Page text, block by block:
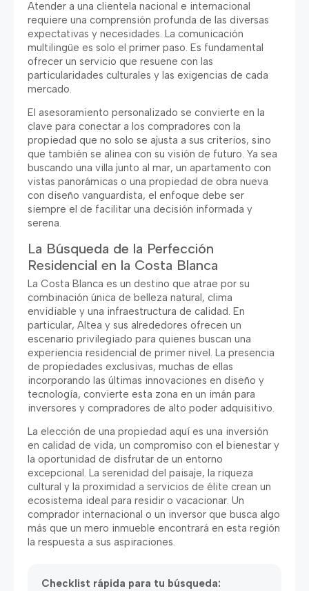
Atender a una clientela nacional e internacional
requiere una comprensión profunda de las diversas
expectativas y necesidades. La comunicación
multilingüe es solo el primer paso. Es fundamental
ofrecer un servicio que resuene con las
particularidades culturales y las exigencias de cada
mercado.
El asesoramiento personalizado se convierte en la
clave para conectar a los compradores con la
propiedad que no solo se ajusta a sus criterios, sino
que también se alinea con su visión de futuro. Ya sea
buscando una villa junto al mar, un apartamento con
vistas panorámicas o una propiedad de obra nueva
con diseño vanguardista, el enfoque debe ser
siempre el de facilitar una decisión informada y
serena.
La Búsqueda de la Perfección
Residencial en la Costa Blanca
La Costa Blanca es un destino que atrae por su
combinación única de belleza natural, clima
envidiable y una infraestructura de calidad. En
particular, Altea y sus alrededores ofrecen un
escenario privilegiado para quienes buscan una
experiencia residencial de primer nivel. La presencia
de propiedades exclusivas, muchas de ellas
incorporando las últimas innovaciones en diseño y
tecnología, convierte esta zona en un imán para
inversores y compradores de alto poder adquisitivo.
La elección de una propiedad aquí es una inversión
en calidad de vida, un compromiso con el bienestar y
la oportunidad de disfrutar de un entorno
excepcional. La serenidad del paisaje, la riqueza
cultural y la proximidad a servicios de élite crean un
ecosistema ideal para residir o vacacionar. Un
comprador internacional o un inversor que busca algo
más que un mero inmueble encontrará en esta región
la respuesta a sus aspiraciones.
Checklist rápida para tu búsqueda: